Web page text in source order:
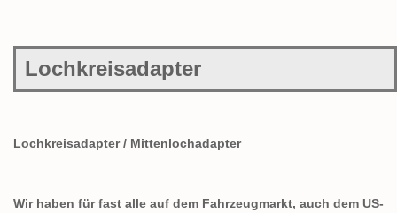
Lochkreisadapter
Lochkreisadapter / Mittenlochadapter
Wir haben für fast alle auf dem Fahrzeugmarkt, auch dem US-